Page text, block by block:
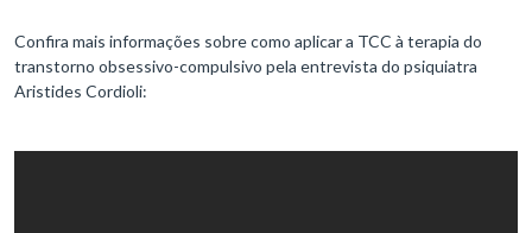
Confira mais informações sobre como aplicar a TCC à terapia do
transtorno obsessivo-compulsivo pela entrevista do psiquiatra
Aristides Cordioli: